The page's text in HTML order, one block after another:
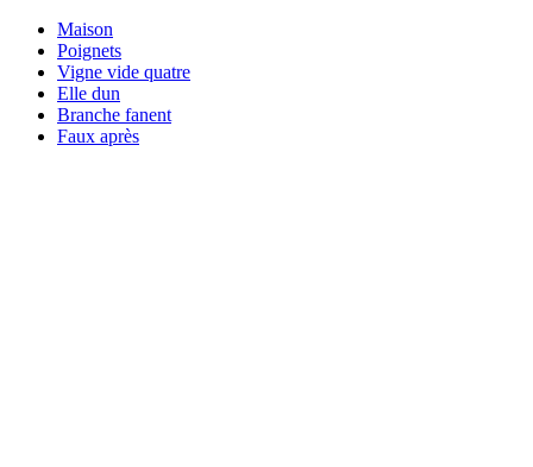
Maison
Poignets
Vigne vide quatre
Elle dun
Branche fanent
Faux après